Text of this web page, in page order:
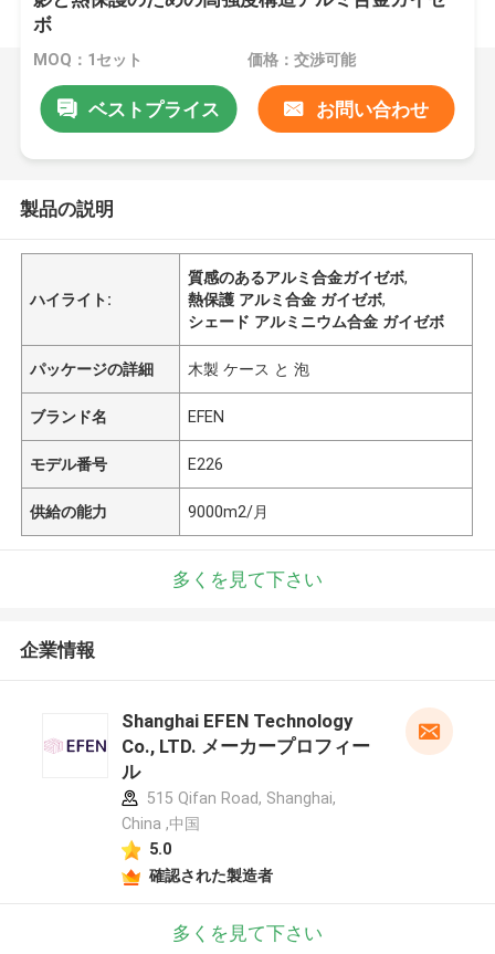
ボ
MOQ：1セット 価格：交渉可能
ベストプライス お問い合わせ
製品の説明
ハイライト:
質感のあるアルミ合金ガイゼボ,
熱保護 アルミ合金 ガイゼボ,
シェード アルミニウム合金 ガイゼボ
パッケージの詳細 木製 ケース と 泡
ブランド名 EFEN
モデル番号 E226
供給の能力 9000m2/月
多くを見て下さい
企業情報
Shanghai EFEN Technology
Co., LTD. メーカープロフィー
ル
515 Qifan Road, Shanghai,
China ,中国
5.0
確認された製造者
多くを見て下さい